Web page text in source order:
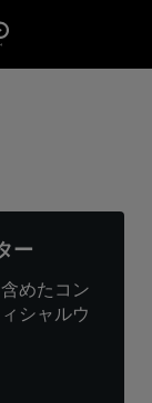
ー
めたコン
シャルウ